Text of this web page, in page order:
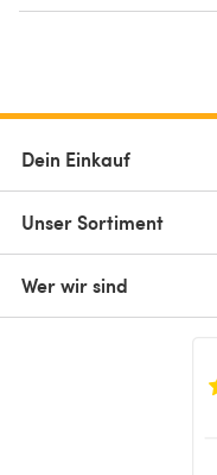
Dein Einkauf
Unser Sortiment
Wer wir sind